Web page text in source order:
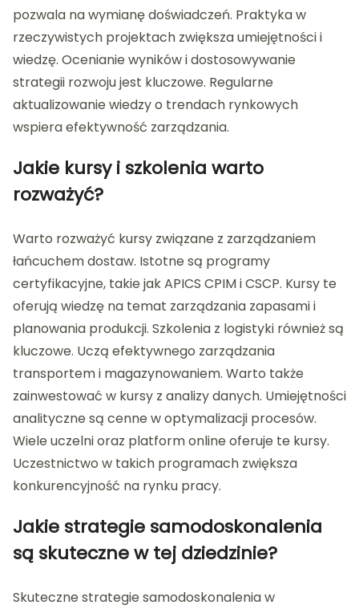
pozwala na wymianę doświadczeń. Praktyka w
rzeczywistych projektach zwiększa umiejętności i
wiedzę. Ocenianie wyników i dostosowywanie
strategii rozwoju jest kluczowe. Regularne
aktualizowanie wiedzy o trendach rynkowych
wspiera efektywność zarządzania.
Jakie kursy i szkolenia warto
rozważyć?
Warto rozważyć kursy związane z zarządzaniem
łańcuchem dostaw. Istotne są programy
certyfikacyjne, takie jak APICS CPIM i CSCP. Kursy te
oferują wiedzę na temat zarządzania zapasami i
planowania produkcji. Szkolenia z logistyki również są
kluczowe. Uczą efektywnego zarządzania
transportem i magazynowaniem. Warto także
zainwestować w kursy z analizy danych. Umiejętności
analityczne są cenne w optymalizacji procesów.
Wiele uczelni oraz platform online oferuje te kursy.
Uczestnictwo w takich programach zwiększa
konkurencyjność na rynku pracy.
Jakie strategie samodoskonalenia
są skuteczne w tej dziedzinie?
Skuteczne strategie samodoskonalenia w